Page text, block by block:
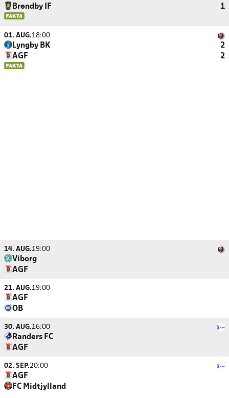
Brøndby IF
1
01. AUG.18:00
Lyngby BK
2
AGF
2
14. AUG.19:00
Viborg
AGF
21. AUG.19:00
AGF
OB
30. AUG.16:00
Randers FC
AGF
02. SEP.20:00
AGF
FC Midtjylland